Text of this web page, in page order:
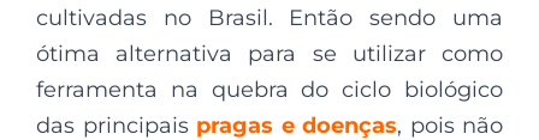
cultivadas no Brasil. Então sendo uma
ótima alternativa para se utilizar como
ferramenta na quebra do ciclo biológico
das principais pragas e doenças, pois não